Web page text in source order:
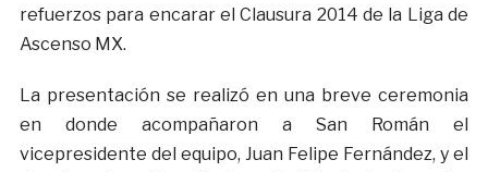
refuerzos para encarar el Clausura 2014 de la Liga de
Ascenso MX.
La presentación se realizó en una breve ceremonia
en donde acompañaron a San Román el
vicepresidente del equipo, Juan Felipe Fernández, y el